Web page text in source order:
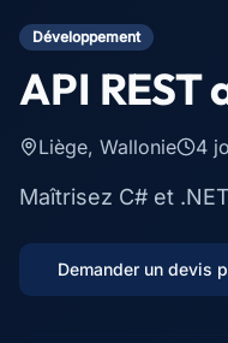
Développement
API REST
Liège, Wallonie 4
Maîtrisez C# et
Demander un devis